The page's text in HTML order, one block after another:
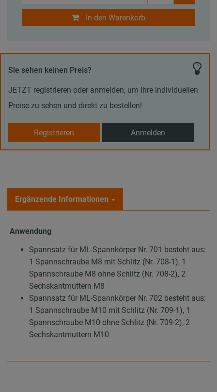
In den Warenkorb
Sie sehen keinen Preis?
JETZT registrieren oder anmelden, um Ihre individuellen
Preise zu sehen und direkt zu bestellen!
Registrieren Anmelden
Ergänzende Informationen
Anwendung
Spannsatz für ML-Spannkörper Nr. 701 besteht aus:
1 Spannschraube M8 mit Schlitz (Nr. 708-1), 1
Spannschraube M8 ohne Schlitz (Nr. 708-2), 2
Sechskantmuttern M8
Spannsatz für ML-Spannkörper Nr. 702 besteht aus:
1 Spannschraube M10 mit Schlitz (Nr. 709-1), 1
Spannschraube M10 ohne Schlitz (Nr. 709-2), 2
Sechskantmuttern M10